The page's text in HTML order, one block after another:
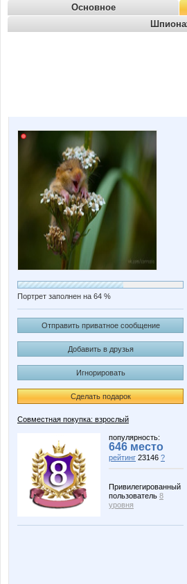
Основное
Портрет заполнен на 64 %
Отправить приватное сообщение
Добавить в друзья
Игнорировать
Сделать подарок
Совместная покупка: взрослый
популярность:
646 место
рейтинг 23146 ?
Привилегированный
пользователь 8
уровня